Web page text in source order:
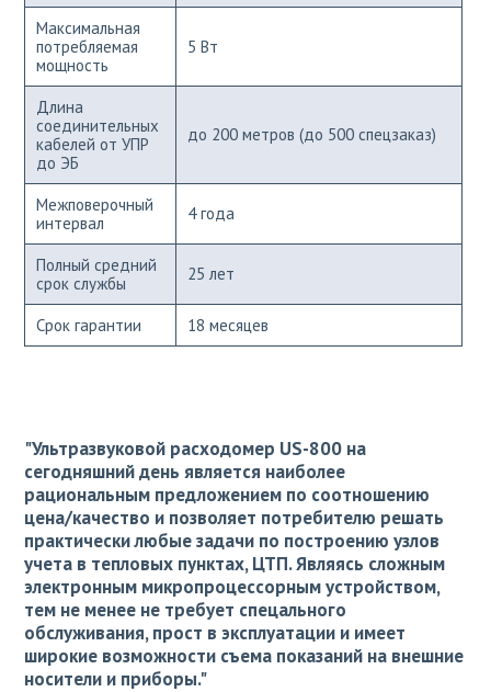
Максимальная
потребляемая
мощность
5 Вт
Длина
соединительных
кабелей от УПР
до ЭБ
до 200 метров (до 500 спецзаказ)
Межповерочный
интервал
4 года
Полный средний
срок службы
25 лет
Срок гарантии 18 месяцев
"Ультразвуковой расходомер US-800 на
сегодняшний день является наиболее
рациональным предложением по соотношению
цена/качество и позволяет потребителю решать
практически любые задачи по построению узлов
учета в тепловых пунктах, ЦТП. Являясь сложным
электронным микропроцессорным устройством,
тем не менее не требует спецального
обслуживания, прост в эксплуатации и имеет
широкие возможности съема показаний на внешние
носители и приборы."